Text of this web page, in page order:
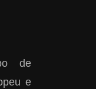
de
e